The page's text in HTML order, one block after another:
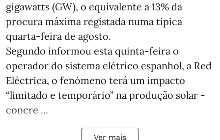
gigawatts (GW), o equivalente a 13% da
procura máxima registada numa típica
quarta-feira de agosto.
Segundo informou esta quinta-feira o
operador do sistema elétrico espanhol, a Red
Eléctrica, o fenómeno terá um impacto
“limitado e temporário” na produção solar -
concre ...
Ver mais